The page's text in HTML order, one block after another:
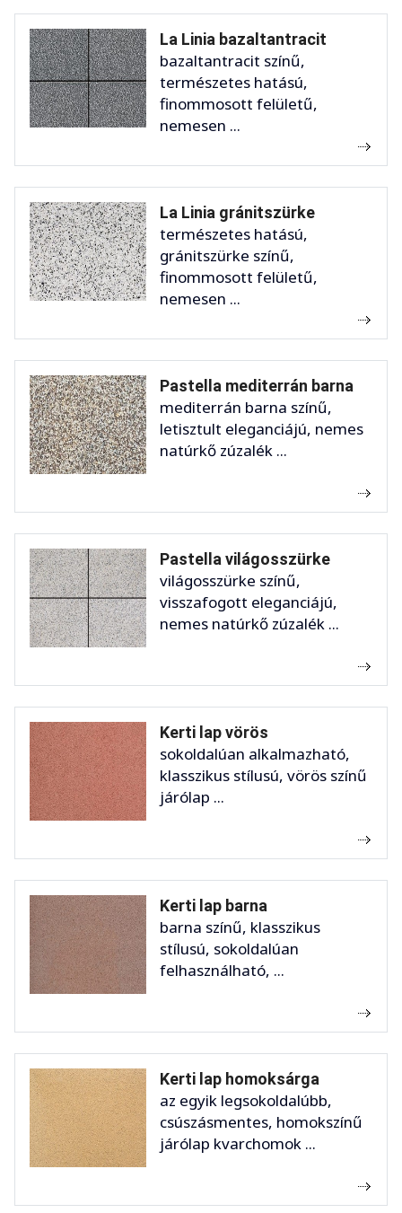
La Linia bazaltantracit
bazaltantracit színű,
természetes hatású,
finommosott felületű,
nemesen ...
La Linia gránitszürke
természetes hatású,
gránitszürke színű,
finommosott felületű,
nemesen ...
Pastella mediterrán barna
mediterrán barna színű,
letisztult eleganciájú, nemes
natúrkő zúzalék ...
Pastella világosszürke
világosszürke színű,
visszafogott eleganciájú,
nemes natúrkő zúzalék ...
Kerti lap vörös
sokoldalúan alkalmazható,
klasszikus stílusú, vörös színű
járólap ...
Kerti lap barna
barna színű, klasszikus
stílusú, sokoldalúan
felhasználható, ...
Kerti lap homoksárga
az egyik legsokoldalúbb,
csúszásmentes, homokszínű
járólap kvarchomok ...